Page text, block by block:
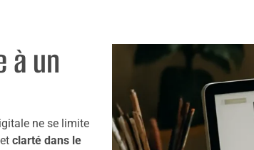
à un
ne se limite
et clarté dans le